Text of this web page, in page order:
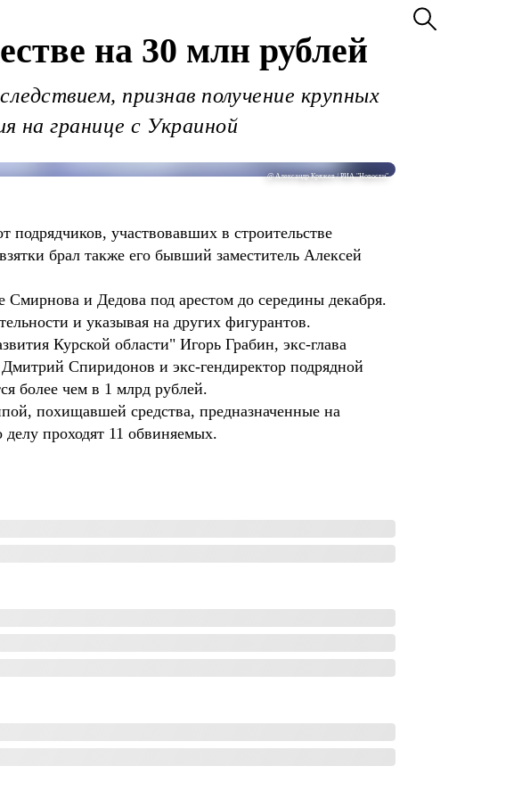
на 30 млн рублей
признав получение крупных
на границе с Украиной
@ Александр Кряжев / РИА "Новости"
участвовавших в строительстве
брал также его бывший заместитель Алексей
и Дедова под арестом до середины декабря.
и указывая на других фигурантов.
Курской области" Игорь Грабин, экс-глава
Спиридонов и экс-гендиректор подрядной
более чем в 1 млрд рублей.
похищавшей средства, предназначенные на
проходят 11 обвиняемых.